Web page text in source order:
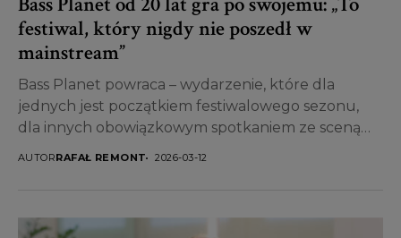
festiwal, który nigdy nie poszedł w
mainstream”
Bass Planet powraca – wydarzenie, które dla
jednych jest początkiem festiwalowego sezonu,
dla innych obowiązkowym spotkaniem ze sceną
AUTORRAFAŁ REMONT 2026-03-12